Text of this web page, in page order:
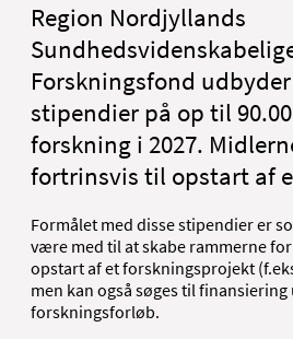
Region Nordjyllands
Forskningsfond
stipendier på op til
forskning i 2027.
fortrinsvis til opstart af
Formålet med disse stipendier er
være med til at skabe rammerne
opstart af et forskningsprojekt
men kan også søges til
forskningsforløb.